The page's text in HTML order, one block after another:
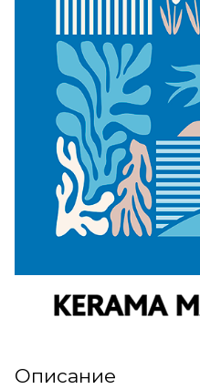
Описание